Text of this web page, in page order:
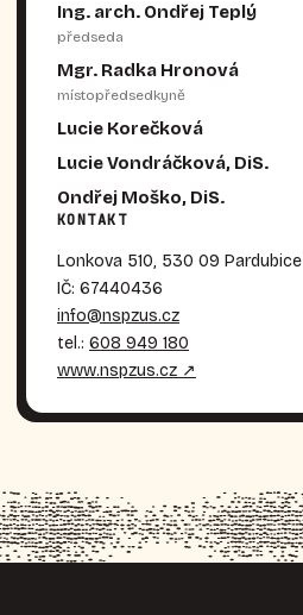
Ing. arch. Ondřej Teplý
předseda
Mgr. Radka Hronová
místopředsedkyně
Lucie Korečková
Lucie Vondráčková, DiS.
Ondřej Moško, DiS.
KONTAKT
Lonkova 510, 530 09 Pardubice
IČ: 67440436
info@nspzus.cz
tel.: 608 949 180
www.nspzus.cz ↗